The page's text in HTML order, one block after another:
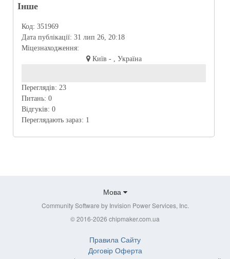
Інше
Код: 351969
Дата публікації: 31 лип 26, 20:18
Міцезнаходження:
Київ - , Україна
Переглядів: 23
Питань: 0
Відгуків: 0
Переглядають зараз: 1
Мова
Community Software by Invision Power Services, Inc.
© 2016-2026 chipmaker.com.ua
Правила Сайту
Договір Оферта